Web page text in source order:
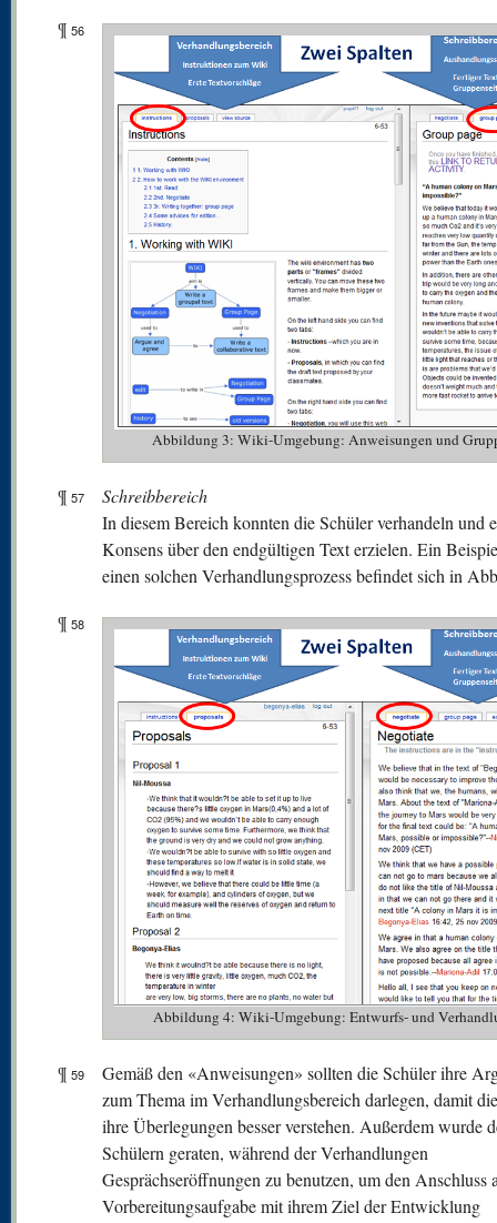
¶ 56
Abbildung 3: Wiki-Umgebung: Anweisungen und
¶ 57
Schreibbereich
In diesem Bereich konnten die Schüler verhandeln und
Konsens über den endgültigen Text erzielen. Ein
einen solchen Verhandlungsprozess befindet sich in
¶ 58
Abbildung 4: Wiki-Umgebung: Entwurfs- und
¶ 59
Gemäß den «Anweisungen» sollten die Schüler ihre
zum Thema im Verhandlungsbereich darlegen, damit
ihre Überlegungen besser verstehen. Außerdem wurde
Schülern geraten, während der Verhandlungen
Gesprächseröffnungen zu benutzen, um den Anschluss
Vorbereitungsaufgabe mit ihrem Ziel der Entwicklung